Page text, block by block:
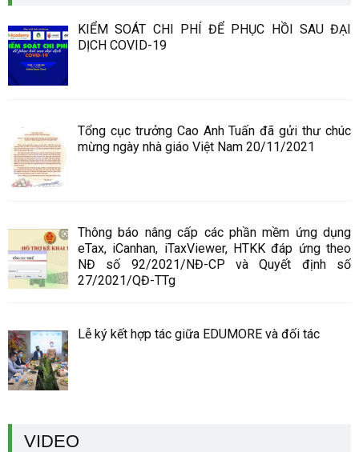
KIỂM SOÁT CHI PHÍ ĐỂ PHỤC HỒI SAU ĐẠI
DỊCH COVID-19
Tổng cục trưởng Cao Anh Tuấn đã gửi thư chúc
mừng ngày nhà giáo Việt Nam 20/11/2021
Thông báo nâng cấp các phần mềm ứng dụng
eTax, iCanhan, iTaxViewer, HTKK đáp ứng theo
NĐ số 92/2021/NĐ-CP và Quyết định số
27/2021/QĐ-TTg
Lễ ký kết hợp tác giữa EDUMORE và đối tác
VIDEO